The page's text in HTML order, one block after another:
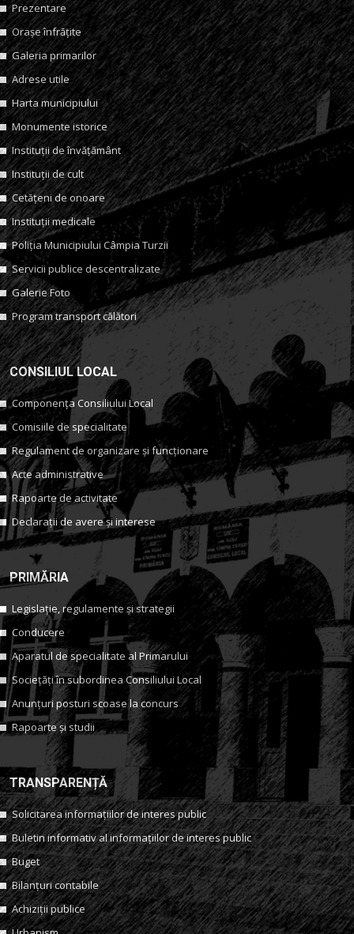
Prezentare
Orașe înfrățite
Galeria primarilor
Adrese utile
Harta municipiului
Monumente istorice
Instituții de învățământ
Instituții de cult
Cetățeni de onoare
Instituții medicale
Poliția Municipiului Câmpia Turzii
Servicii publice descentralizate
Galerie Foto
Program transport călători
CONSILIUL LOCAL
Componența Consiliului Local
Comisiile de specialitate
Regulament de organizare și funcționare
Acte administrative
Rapoarte de activitate
Declarații de avere și interese
PRIMĂRIA
Legislație, regulamente și strategii
Conducere
Aparatul de specialitate al Primarului
Sociețăți în subordinea Consiliului Local
Anunțuri posturi scoase la concurs
Rapoarte și studii
TRANSPARENȚĂ
Solicitarea informațiilor de interes public
Buletin informativ al informațiilor de interes public
Buget
Bilanțuri contabile
Achiziții publice